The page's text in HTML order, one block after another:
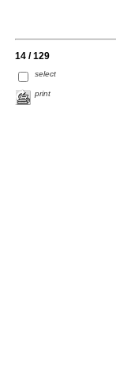
14 / 129
select
print